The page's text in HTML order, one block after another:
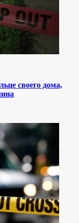
своего дома,